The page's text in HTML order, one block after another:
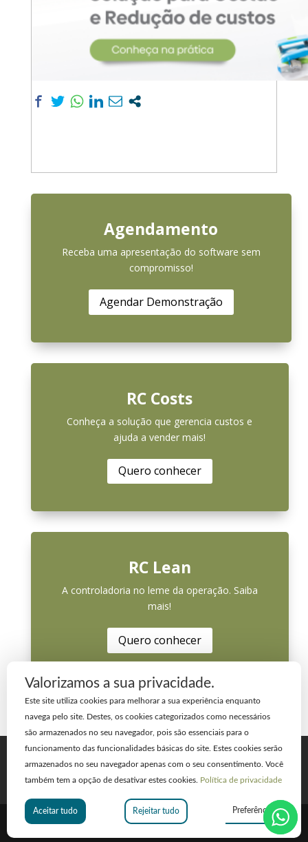
Agendamento
Receba uma apresentação do software sem
compromisso!
Agendar Demonstração
RC Costs
Conheça a solução que gerencia custos e
ajuda a vender mais!
Quero conhecer
RC Lean
A controladoria no leme da operação. Saiba
mais!
Quero conhecer
Home A Empresa
Blog
Cases de Sucesso
Contato
Trabalhe Conosco
Plataforma
© 2020 Reduzacusto.com
Valorizamos a sua privacidade.
Este site utiliza cookies para melhorar a sua experiência enquanto
navega pelo site. Destes, os cookies categorizados como necessários
são armazenados no seu navegador, pois são essenciais para o
funcionamento das funcionalidades básicas do site. Estes cookies serão
armazenados no seu navegador apenas com o seu consentimento. Você
também tem a opção de desativar estes cookies. Política de privacidade
Aceitar tudo Rejeitar tudo Preferências